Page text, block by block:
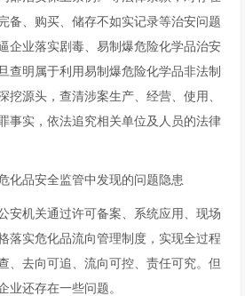
备、购买、储存不如实记录等治安问题
企业落实剧毒、易制爆危险化学品治安
查明属于利用易制爆危险化学品非法制
挖源头，查清涉案生产、经营、使用、
事实，依法追究相关单位及人员的法律
化品安全监管中发现的问题隐患
安机关通过许可备案、系统应用、现场
落实危化品流向管理制度，实现全过程
、去向可追、流向可控、责任可究。但
业还存在一些问题。